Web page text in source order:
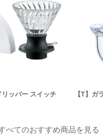
リッパー スイッチ
【T】ガ
べてのおすすめ商品を見る